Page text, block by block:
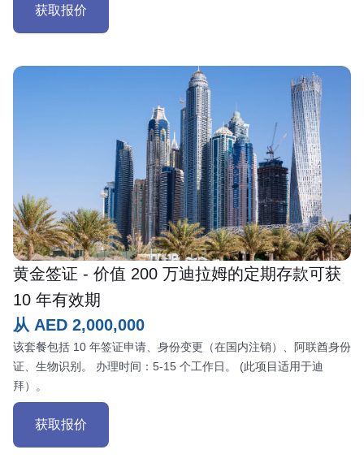
获取报价
黄金签证 - 价值 200 万迪拉姆的定期存款可获
10 年有效期
从 AED 2,000,000
该套餐包括 10 年签证申请、身份变更（在国内注销）、阿联酋身份
证、生物识别。 办理时间：5-15 个工作日。 (此项目适用于迪
拜）。
获取报价